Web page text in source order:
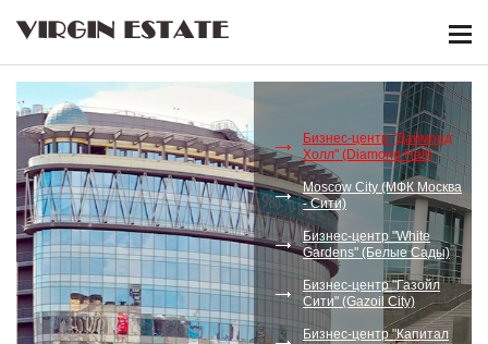
VIRGIN ESTATE
Бизнес-центр "Даймонд
Холл" (Diamond Hall)
Moscow City (МФК Москва
- Сити)
Бизнес-центр "White
Gardens" (Белые Сады)
Бизнес-центр "Газойл
Сити" (Gazoil City)
Бизнес-центр "Капитал